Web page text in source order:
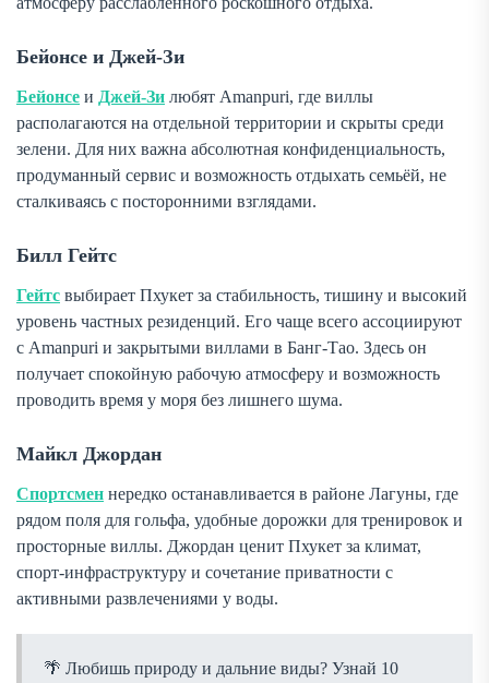
Бейонсе и Джей-Зи
Бейонсе и Джей-Зи любят Amanpuri, где виллы
располагаются на отдельной территории и скрыты среди
зелени. Для них важна абсолютная конфиденциальность,
продуманный сервис и возможность отдыхать семьёй, не
сталкиваясь с посторонними взглядами.
Билл Гейтс
Гейтс выбирает Пхукет за стабильность, тишину и высокий
уровень частных резиденций. Его чаще всего ассоциируют
с Amanpuri и закрытыми виллами в Банг-Тао. Здесь он
получает спокойную рабочую атмосферу и возможность
проводить время у моря без лишнего шума.
Майкл Джордан
Спортсмен нередко останавливается в районе Лагуны, где
рядом поля для гольфа, удобные дорожки для тренировок и
просторные виллы. Джордан ценит Пхукет за климат,
спорт-инфраструктуру и сочетание приватности с
активными развлечениями у воды.
Любишь природу и дальние виды? Узнай 10